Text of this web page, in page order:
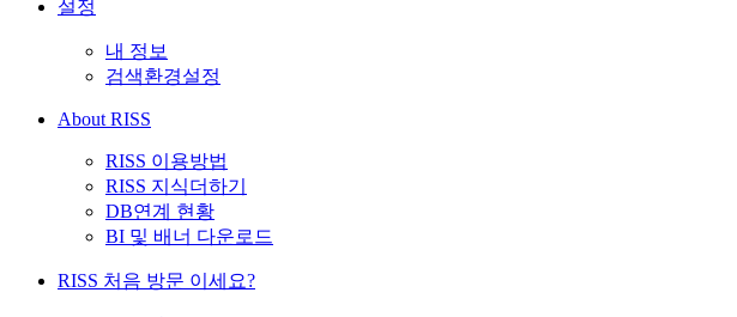
설정
내 정보
검색환경설정
About RISS
RISS 이용방법
RISS 지식더하기
DB연계 현황
BI 및 배너 다운로드
RISS 처음 방문 이세요?